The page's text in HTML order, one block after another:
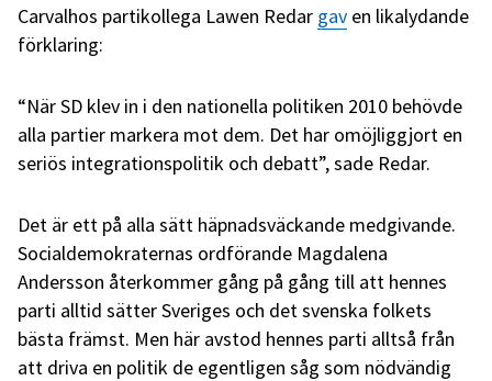
Carvalhos partikollega Lawen Redar gav en likalydande
förklaring:
“När SD klev in i den nationella politiken 2010 behövde
alla partier markera mot dem. Det har omöjliggjort en
seriös integrationspolitik och debatt”, sade Redar.
Det är ett på alla sätt häpnadsväckande medgivande.
Socialdemokraternas ordförande Magdalena
Andersson återkommer gång på gång till att hennes
parti alltid sätter Sveriges och det svenska folkets
bästa främst. Men här avstod hennes parti alltså från
att driva en politik de egentligen såg som nödvändig